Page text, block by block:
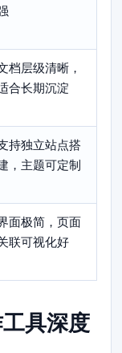
档层级清晰，
合长期沉淀
持独立站点搭
，主题可定制
面极简，页面
联可视化好
具深度